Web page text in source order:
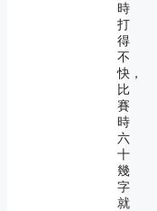
時
打
得
不
快，
比
賽
時
六
十
幾
字
就